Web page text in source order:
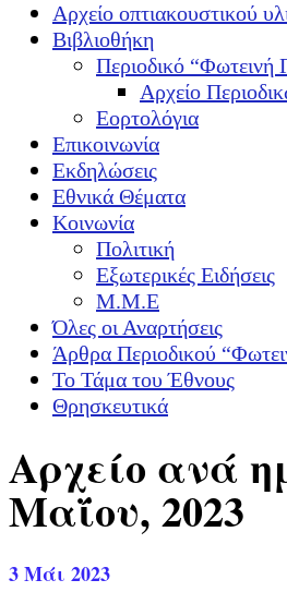
Αρχείο οπτιακουστικού
Βιβλιοθήκη
Περιοδικό “Φωτεινή
Αρχείο
Εορτολόγια
Επικοινωνία
Εκδηλώσεις
Εθνικά Θέματα
Κοινωνία
Πολιτική
Εξωτερικές Ειδήσεις
Μ.Μ.Ε
Όλες οι Αναρτήσεις
Άρθρα Περιοδικού
Το Τάμα του Έθνους
Θρησκευτικά
Αρχείο ανά
Μαΐου, 2023
3Μάι 2023